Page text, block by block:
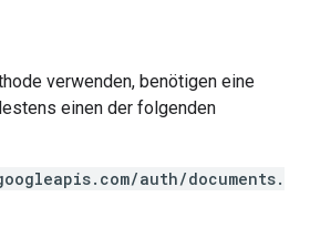
verwenden, benötigen eine
einen der folgenden
auth/documents.